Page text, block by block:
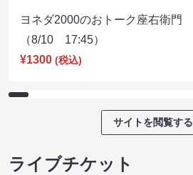
ヨネダ2000のおトーク座右衛門
（8/10 17:45）
¥1300 (税込)
サイトを閲覧する
ライブチケット